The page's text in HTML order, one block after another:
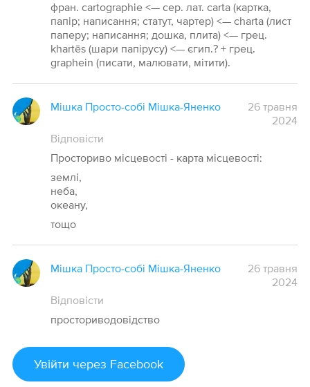
фран. cartographie <— сер. лат. carta (картка,
папір; написання; статут, чартер) <— charta (лист
паперу; написання; дошка, плита) <— грец.
khartēs (шари папірусу) <— єгип.? + грец.
graphein (писати, малювати, мітити).
Мішка Просто-собі Мішка-Яненко
26 травня
2024
Відповісти
Просториво місцевості - карта місцевості:
землі,
неба,
океану,
тощо
Мішка Просто-собі Мішка-Яненко
26 травня
2024
Відповісти
просториводовідство
Увійти через Facebook